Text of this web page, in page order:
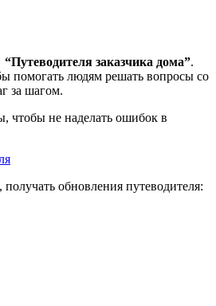
“Путеводителя заказчика дома”.
помогать людям решать вопросы со
за шагом.
чтобы не наделать ошибок в
обновления путеводителя: